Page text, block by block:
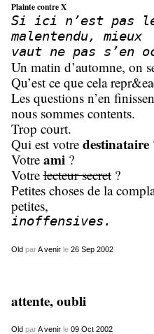
Plainte contre X
Si ici n’est pas
malentendu, mieux
vaut ne pas s’en
Un matin d’automne, on
Qu’est ce que cela
Les questions n’en
nous sommes contents.
Trop court.
Qui est votre destinataire
Votre ami?
Votrelecteur secret?
Petites choses de la
petites,
inoffensives.
OldparA venirle 26 Sep 2002
attente, oubli
OldparA venirle 09 Oct 2002